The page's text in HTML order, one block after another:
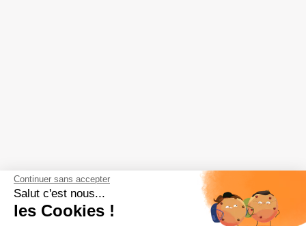
Continuer sans accepter
Salut c'est nous...
les Cookies !